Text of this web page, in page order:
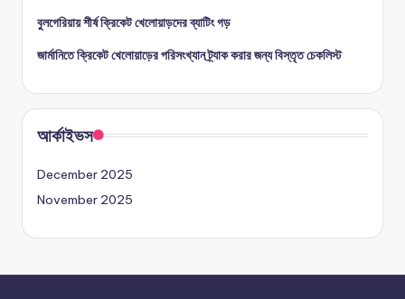
বুলগেরিয়ায় শীর্ষ ক্রিকেট খেলোয়াড়দের ব্যাটিং গড়
জার্মানিতে ক্রিকেট খেলোয়াড়ের পরিসংখ্যান ট্র্যাক করার জন্য বিস্তৃত চেকলিস্ট
আর্কাইভস
December 2025
November 2025